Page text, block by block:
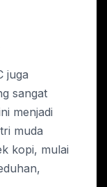
juga
sangat
menjadi
muda
kopi, mulai